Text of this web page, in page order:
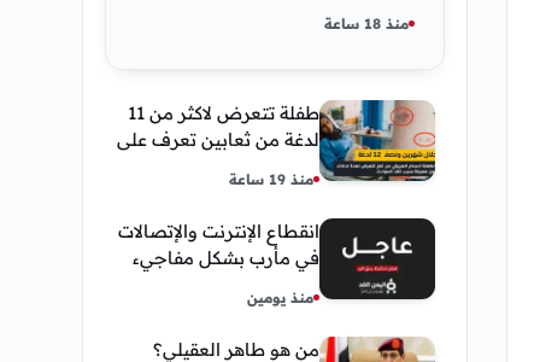
الحديدة
منذ 18 ساعة
طفلة تتعرض لاكثر من 11
لدغة من ثعابين تعرف على
العريقي
منذ 19 ساعة
انقطاع الإنترنت والإتصالات
في مأرب بشكل مفاجيء
منذ يومين
من هو طاهر العقيلي؟